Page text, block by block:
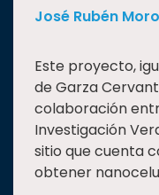
José Rubén
Este proyecto,
de Garza
colaboración
Investigación
sitio que cuenta
obtener